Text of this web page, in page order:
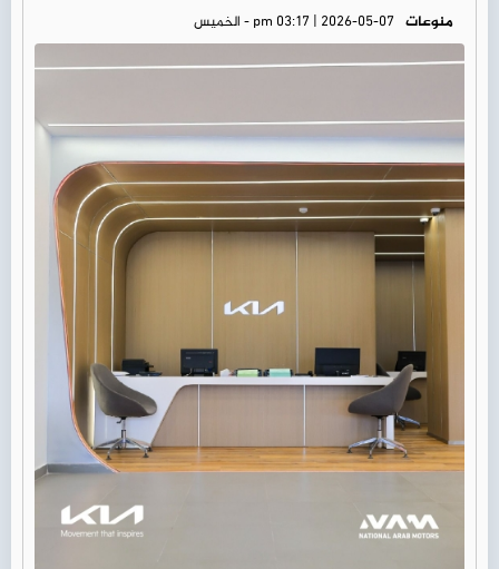
منوعات pm 03:17 | 2026-05-07 - الخميس